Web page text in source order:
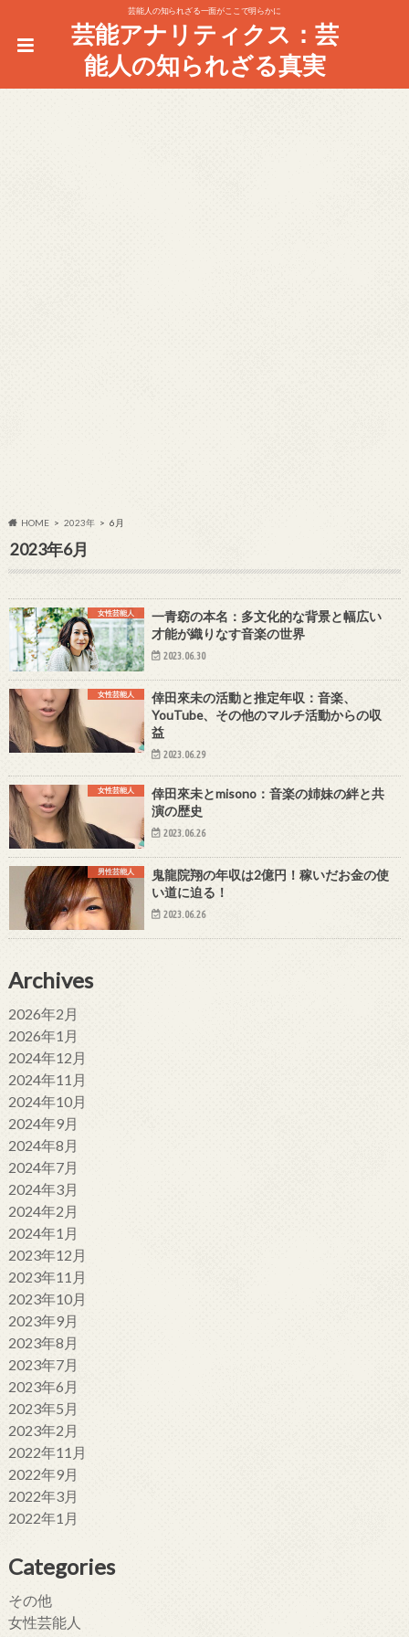
芸能人の知られざる一面がここで明らかに
芸能アナリティクス：芸
能人の知られざる真実
HOME 2023年 6月
2023年6月
女性芸能人
一青窈の本名：多文化的な背景と幅広い
才能が織りなす音楽の世界
2023.06.30
女性芸能人
倖田來未の活動と推定年収：音楽、
YouTube、その他のマルチ活動からの収
益
2023.06.29
女性芸能人
倖田來未とmisono：音楽の姉妹の絆と共
演の歴史
2023.06.26
男性芸能人
鬼龍院翔の年収は2億円！稼いだお金の使
い道に迫る！
2023.06.26
Archives
2026年2月
2026年1月
2024年12月
2024年11月
2024年10月
2024年9月
2024年8月
2024年7月
2024年3月
2024年2月
2024年1月
2023年12月
2023年11月
2023年10月
2023年9月
2023年8月
2023年7月
2023年6月
2023年5月
2023年2月
2022年11月
2022年9月
2022年3月
2022年1月
Categories
その他
女性芸能人